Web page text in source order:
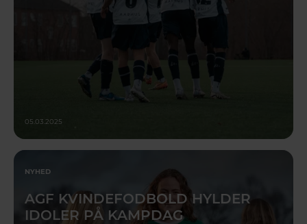
05.03.2025
NYHED
AGF KVINDEFODBOLD HYLDER
IDOLER PÅ KAMPDAG